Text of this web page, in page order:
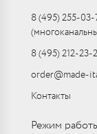
8 (495) 255-
8 (495) 212-23-
order@made-
Контакты
Режим